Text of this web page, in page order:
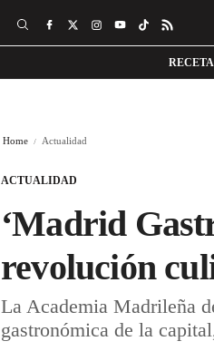
Home Actualidad
ACTUALIDAD
‘Madrid
revolución
La Academia Madrileña
gastronómica de la